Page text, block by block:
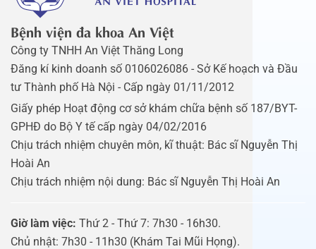
Bệnh viện đa khoa An Việt
Công ty TNHH An Việt Thăng Long
Đăng kí kinh doanh số 0106026086 - Sở Kế hoạch và Đầu
tư Thành phố Hà Nội - Cấp ngày 01/11/2012
Giấy phép Hoạt động cơ sở khám chữa bệnh số 187/BYT-
GPHĐ do Bộ Y tế cấp ngày 04/02/2016
Chịu trách nhiệm chuyên môn, kĩ thuật: Bác sĩ Nguyễn Thị
Hoài An
Chịu trách nhiệm nội dung: Bác sĩ Nguyễn Thị Hoài An
Giờ làm việc: Thứ 2 - Thứ 7: 7h30 - 16h30.
Chủ nhật: 7h30 - 11h30 (Khám Tai Mũi Họng).